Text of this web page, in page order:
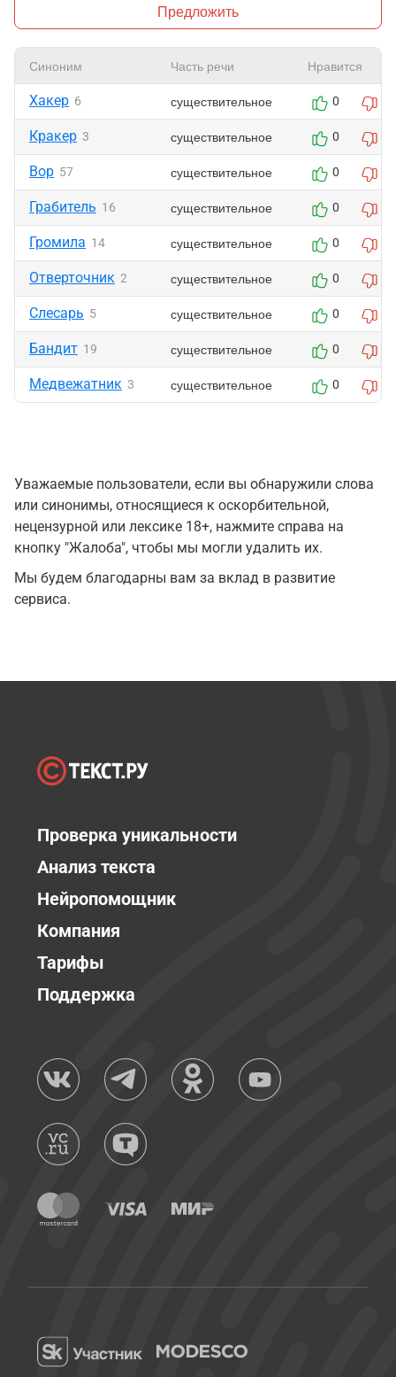
Предложить
Синоним Часть речи Нравится
Хакер 6 существительное 0
Кракер 3 существительное 0
Вор 57 существительное 0
Грабитель 16 существительное 0
Громила 14 существительное 0
Отверточник 2 существительное 0
Слесарь 5 существительное 0
Бандит 19 существительное 0
Медвежатник 3 существительное 0
Уважаемые пользователи, если вы обнаружили слова
или синонимы, относящиеся к оскорбительной,
нецензурной или лексике 18+, нажмите справа на
кнопку "Жалоба", чтобы мы могли удалить их.
Мы будем благодарны вам за вклад в развитие
сервиса.
Проверка уникальности
Анализ текста
Нейропомощник
Компания
Тарифы
Поддержка